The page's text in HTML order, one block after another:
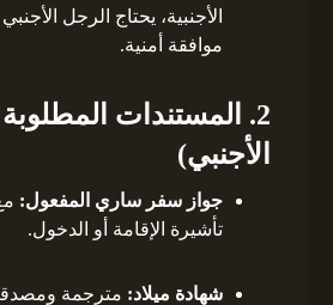
الأجنبية، يحتاج الرجل
موافقة أمنية.
2. المستندات
الأجنبي)
جواز سفر ساري المفعول:
تأشيرة الإقامة أو الدخول.
شهادة ميلاد: مترجمة